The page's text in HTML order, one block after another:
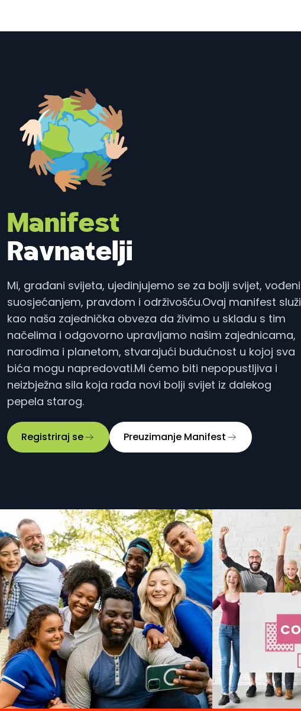
Manifest
Ravnatelji
Mi, građani svijeta, ujedinjujemo se za bolji svijet, vođeni
suosjećanjem, pravdom i održivošću.Ovaj manifest služi
kao naša zajednička obveza da živimo u skladu s tim
načelima i odgovorno upravljamo našim zajednicama,
narodima i planetom, stvarajući budućnost u kojoj sva
bića mogu napredovati.Mi ćemo biti nepopustljiva i
neizbježna sila koja rađa novi bolji svijet iz dalekog
pepela starog.
Registriraj se Preuzimanje Manifest